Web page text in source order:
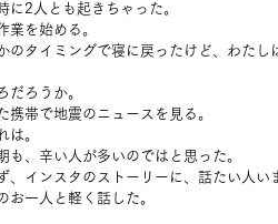
に2人とも起きちゃった。
業を始める。
のタイミングで寝に戻ったけど、わたし
だろうか。
携帯で地震のニュースを見る。
は。
も、辛い人が多いのではと思った。
、インスタのストーリーに、話たい人い
お一人と軽く話した。